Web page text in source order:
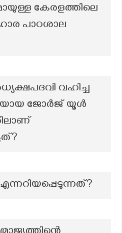
കേരളത്തിലെ
പാഠശാല
വഹിച്ച
ജോർജ് യൂൾ